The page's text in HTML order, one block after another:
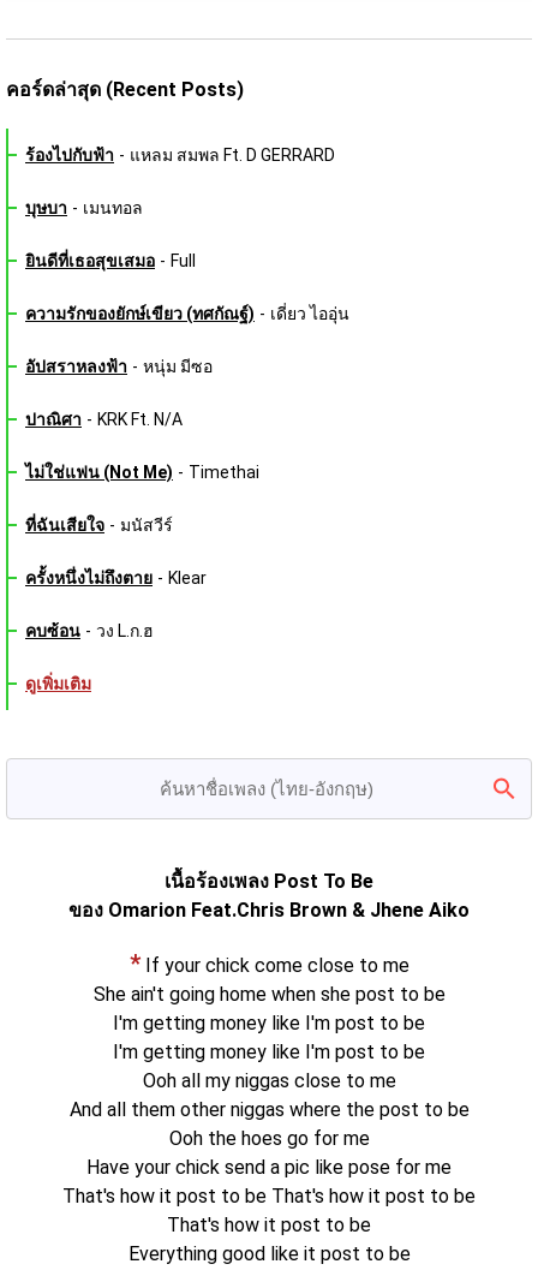
คอร์ดล่าสุด (Recent Posts)
ร้องไปกับฟ้า - แหลม สมพล Ft. D GERRARD
บุษบา - เมนทอล
ยินดีที่เธอสุขเสมอ - Full
ความรักของยักษ์เขียว (ทศกัณฐ์) - เดี่ยว ไออุ่น
อัปสราหลงฟ้า - หนุ่ม มีซอ
ปาณิศา - KRK Ft. N/A
ไม่ใช่แฟน (Not Me) - Timethai
ที่ฉันเสียใจ - มนัสวีร์
ครั้งหนึ่งไม่ถึงตาย - Klear
คบซ้อน - วง L.ก.ฮ
ดูเพิ่มเติม
เนื้อร้องเพลง Post To Be
ของ Omarion Feat.Chris Brown & Jhene Aiko
*If your chick come close to me
She ain't going home when she post to be
I'm getting money like I'm post to be
I'm getting money like I'm post to be
Ooh all my niggas close to me
And all them other niggas where the post to be
Ooh the hoes go for me
Have your chick send a pic like pose for me
That's how it post to be That's how it post to be
That's how it post to be
Everything good like it post to be